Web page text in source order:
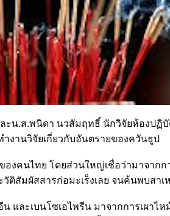
ะน.ส.พนิดา นวสัมฤทธิ์ นักวิจัยห้องป
ำงานวิจัยเกี่ยวกับอันตรายของควันธูป
องคนไทย โดยส่วนใหญ่เชื่อว่ามาจาก
ติสัมผัสสารก่อมะเร็งเลย จนค้นพบสา
และเบนโซเอไพรีน มาจากการเผาไ